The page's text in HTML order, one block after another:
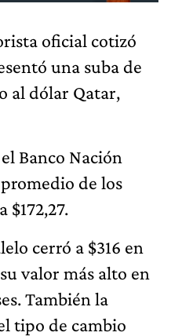
oficial cotizó
una suba de
al dólar Qatar,
Banco Nación
promedio de los
$172,27.
cerró a $316 en
valor más alto en
También la
tipo de cambio